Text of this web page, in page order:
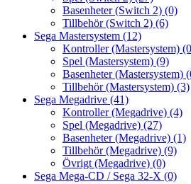
Basenheter (Switch 2) (0)
Tillbehör (Switch 2) (6)
Sega Mastersystem (12)
Kontroller (Mastersystem)
Spel (Mastersystem) (9)
Basenheter (Mastersystem)
Tillbehör (Mastersystem) (3)
Sega Megadrive (41)
Kontroller (Megadrive) (4)
Spel (Megadrive) (27)
Basenheter (Megadrive) (1)
Tillbehör (Megadrive) (9)
Övrigt (Megadrive) (0)
Sega Mega-CD / Sega 32-X (0)